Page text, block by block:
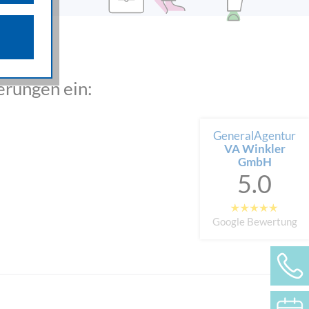
GeneralAgentur
VA Winkler
GmbH
5.0
Google Bewertung
ein:
von